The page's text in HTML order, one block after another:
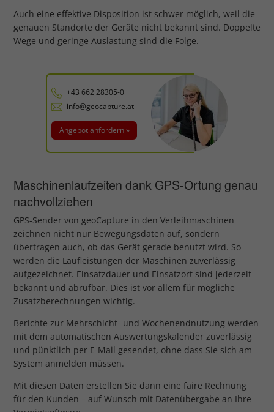
+43 662 28305-0
info@geocapture.at
Angebot anfordern »
Auch eine effektive Disposition ist schwer möglich, weil die
genauen Standorte der Geräte nicht bekannt sind. Doppelte
Wege und geringe Auslastung sind die Folge.
Maschinenlaufzeiten dank GPS-Ortung genau
nachvollziehen
GPS-Sender von geoCapture in den Verleihmaschinen
zeichnen nicht nur Bewegungsdaten auf, sondern
übertragen auch, ob das Gerät gerade benutzt wird. So
werden die Laufleistungen der Maschinen zuverlässig
aufgezeichnet. Einsatzdauer und Einsatzort sind jederzeit
bekannt und abrufbar. Dies ist vor allem für mögliche
Zusatzberechnungen wichtig.
Berichte zur Mehrschicht- und Wochenendnutzung werden
mit dem automatischen Auswertungskalender zuverlässig
und pünktlich per E-Mail gesendet, ohne dass Sie sich am
System anmelden müssen.
Mit diesen Daten erstellen Sie dann eine faire Rechnung
für den Kunden – auf Wunsch mit Datenübergabe an Ihre